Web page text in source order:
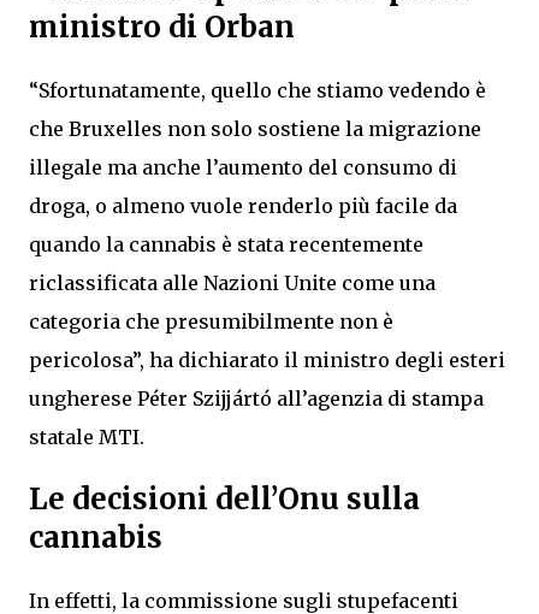
ministro di Orban
“Sfortunatamente, quello che stiamo vedendo è
che Bruxelles non solo sostiene la migrazione
illegale ma anche l’aumento del consumo di
droga, o almeno vuole renderlo più facile da
quando la cannabis è stata recentemente
riclassificata alle Nazioni Unite come una
categoria che presumibilmente non è
pericolosa”, ha dichiarato il ministro degli esteri
ungherese Péter Szijjártó all’agenzia di stampa
statale MTI.
Le decisioni dell’Onu sulla
cannabis
In effetti, la commissione sugli stupefacenti